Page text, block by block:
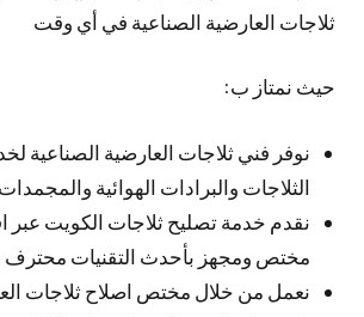
ثلاجات العارضية الصناعية في أي وقت
حيث نمتاز ب:
نوفر فني ثلاجات العارضية الصناعية
الثلاجات والبرادات الهوائية
نقدم خدمة تصليح ثلاجات الكويت عبر
مختص ومجهز بأحدث التقنيات
نعمل من خلال مختص اصلاح ثلاجات